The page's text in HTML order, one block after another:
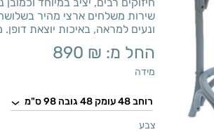
שירות משלחים ארצי מהיר בשלושה
ונעים למראה, באיכות יוצאת דופן.
החל מ: 890 ₪
מידה
צבע